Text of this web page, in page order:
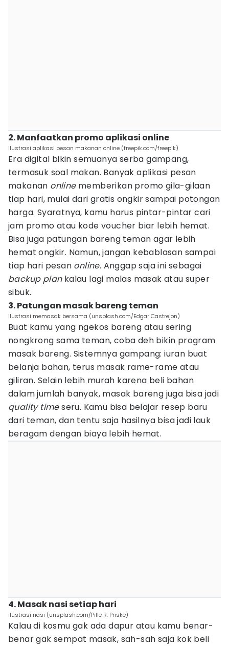
2. Manfaatkan promo aplikasi online
ilustrasi aplikasi pesan makanan online (freepik.com/freepik)
Era digital bikin semuanya serba gampang,
termasuk soal makan. Banyak aplikasi pesan
makanan onlinememberikan promo gila-gilaan
tiap hari, mulai dari gratis ongkir sampai potongan
harga. Syaratnya, kamu harus pintar-pintar cari
jam promo atau kode voucher biar lebih hemat.
Bisa juga patungan bareng teman agar lebih
hemat ongkir. Namun, jangan kebablasan sampai
tiap hari pesan online. Anggap saja ini sebagai
backup plankalau lagi malas masak atau super
sibuk.
3. Patungan masak bareng teman
ilustrasi memasak bersama (unsplash.com/Edgar Castrejon)
Buat kamu yang ngekos bareng atau sering
nongkrong sama teman, coba deh bikin program
masak bareng. Sistemnya gampang: iuran buat
belanja bahan, terus masak rame-rame atau
giliran. Selain lebih murah karena beli bahan
dalam jumlah banyak, masak bareng juga bisa jadi
quality timeseru. Kamu bisa belajar resep baru
dari teman, dan tentu saja hasilnya bisa jadi lauk
beragam dengan biaya lebih hemat.
4. Masak nasi setiap hari
ilustrasi nasi (unsplash.com/Pille R. Priske)
Kalau di kosmu gak ada dapur atau kamu benar-
benar gak sempat masak, sah-sah saja kok beli